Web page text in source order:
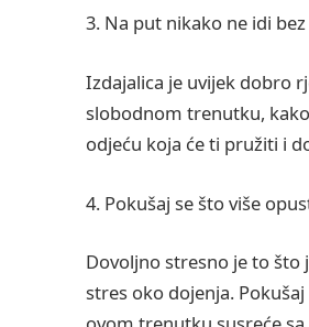
3. Na put nikako ne idi
Izdajalica je uvijek dobro
slobodnom trenutku,
odjeću koja će ti pružiti i
4. Pokušaj se što više
Dovoljno stresno je to što
stres oko dojenja.